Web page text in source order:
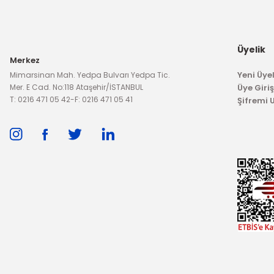
1.099,00
Merkez
Mimarsinan Mah. Yedpa Bulvarı Yedpa Tic.
Mer. E Cad. No:118 Ataşehir/İSTANBUL
T: 0216 471 05 42-F: 0216 471 05 41
Üyelik
Yeni
Üye
Şifremi